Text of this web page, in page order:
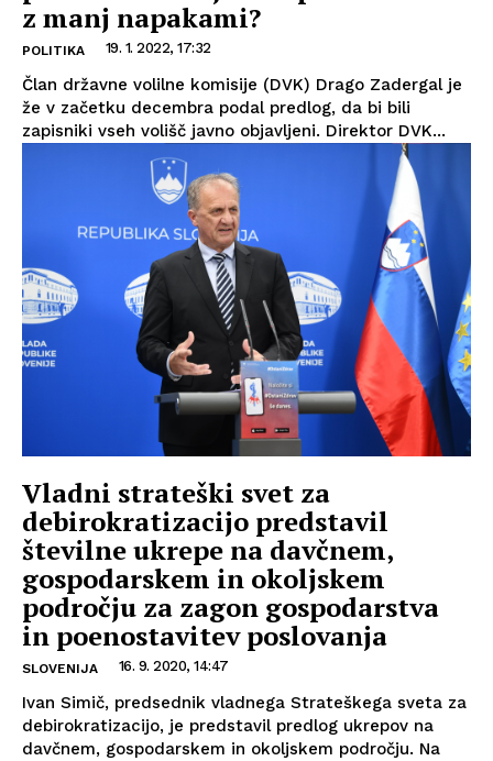
z manj napakami?
POLITIKA 19. 1. 2022, 17:32
Član državne volilne komisije (DVK) Drago Zadergal je
že v začetku decembra podal predlog, da bi bili
zapisniki vseh volišč javno objavljeni. Direktor DVK...
Vladni strateški svet za
debirokratizacijo predstavil
številne ukrepe na davčnem,
gospodarskem in okoljskem
področju za zagon gospodarstva
in poenostavitev poslovanja
SLOVENIJA 16. 9. 2020, 14:47
Ivan Simič, predsednik vladnega Strateškega sveta za
debirokratizacijo, je predstavil predlog ukrepov na
davčnem, gospodarskem in okoljskem področju. Na